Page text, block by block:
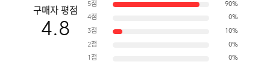
구매자 평점
4.8
5점 90%
4점 0%
3점 10%
2점 0%
1점 0%